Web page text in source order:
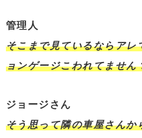
管理人
そこまで見ているならアレ
ョンゲージこわれてません
ジョージさん
そう思って隣の車屋さんか